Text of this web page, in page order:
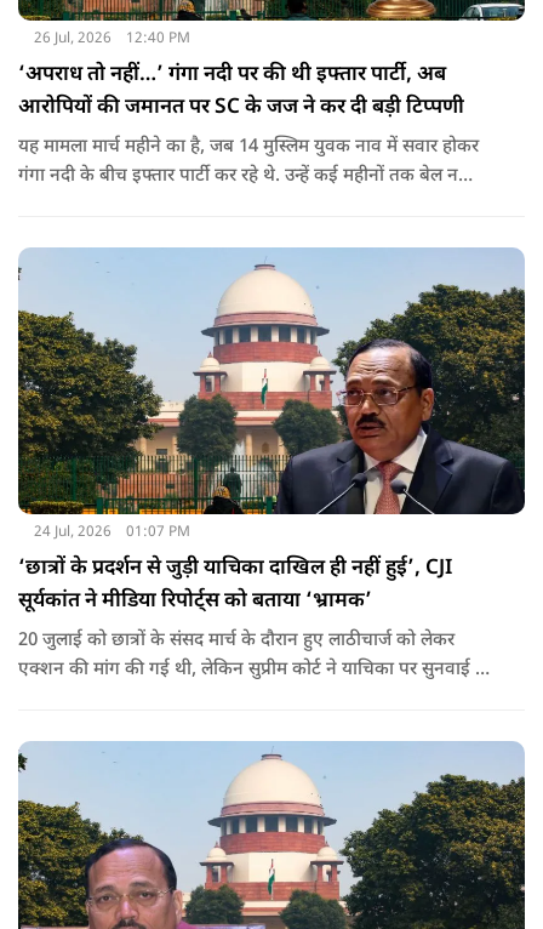
26 Jul, 2026 12:40 PM
‘अपराध तो नहीं…’ गंगा नदी पर की थी इफ्तार पार्टी, अब
आरोपियों की जमानत पर SC के जज ने कर दी बड़ी टिप्पणी
यह मामला मार्च महीने का है, जब 14 मुस्लिम युवक नाव में सवार होकर
गंगा नदी के बीच इफ्तार पार्टी कर रहे थे. उन्हें कई महीनों तक बेल न
24 Jul, 2026 01:07 PM
‘छात्रों के प्रदर्शन से जुड़ी याचिका दाखिल ही नहीं हुई’, CJI
सूर्यकांत ने मीडिया रिपोर्ट्स को बताया ‘भ्रामक’
20 जुलाई को छात्रों के संसद मार्च के दौरान हुए लाठीचार्ज को लेकर
एक्शन की मांग की गई थी, लेकिन सुप्रीम कोर्ट ने याचिका पर सुनवाई से